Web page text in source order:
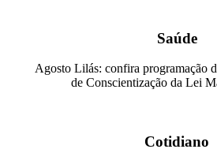
Saúde
Agosto Lilás: confira programação
de Conscientização da Lei
Cotidiano